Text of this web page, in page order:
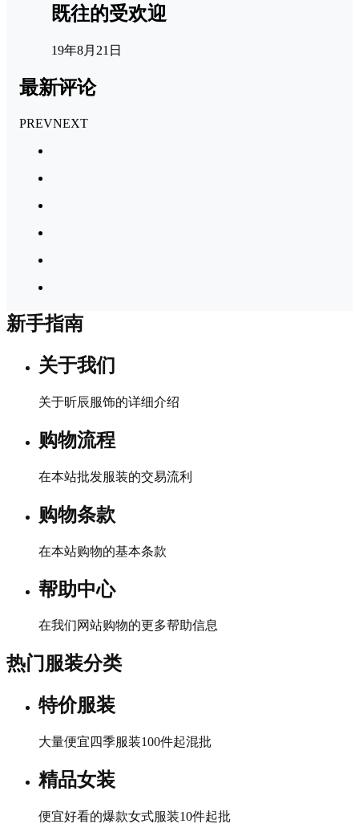
既往的受欢迎
19年8月21日
最新评论
PREVNEXT
新手指南
关于我们
关于昕辰服饰的详细介绍
购物流程
在本站批发服装的交易流利
购物条款
在本站购物的基本条款
帮助中心
在我们网站购物的更多帮助信息
热门服装分类
特价服装
大量便宜四季服装100件起混批
精品女装
便宜好看的爆款女式服装10件起批